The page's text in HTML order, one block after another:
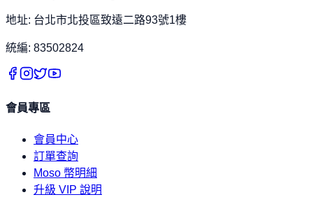
地址: 台北市北投區致遠二路93號1樓
統編: 83502824
會員專區
會員中心
訂單查詢
Moso 幣明細
升級 VIP 說明